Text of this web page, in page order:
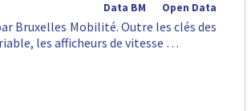
Open Data
Data BM
Bruxelles Mobilité. Outre les clés des
les afficheurs de vitesse …